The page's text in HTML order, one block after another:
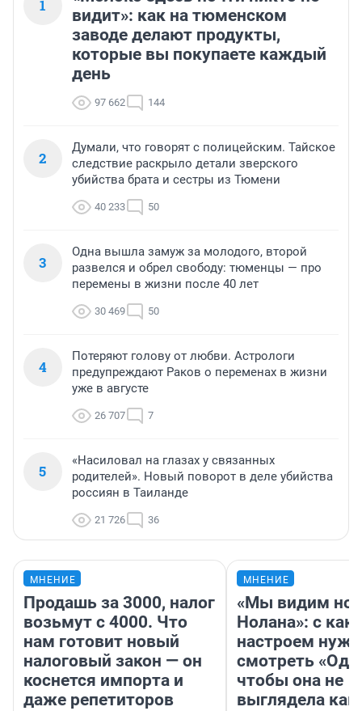
1
видит»: как на тюменском
заводе делают продукты,
которые вы покупаете каждый
день
97 662 144
2
Думали, что говорят с полицейским. Тайское
следствие раскрыло детали зверского
убийства брата и сестры из Тюмени
40 233 50
3
Одна вышла замуж за молодого, второй
развелся и обрел свободу: тюменцы — про
перемены в жизни после 40 лет
30 469 50
4
Потеряют голову от любви. Астрологи
предупреждают Раков о переменах в жизни
уже в августе
26 707 7
5
«Насиловал на глазах у связанных
родителей». Новый поворот в деле убийства
россиян в Таиланде
21 726 36
МНЕНИЕ
Продашь за 3000, налог
возьмут с 4000. Что
нам готовит новый
налоговый закон — он
коснется импорта и
даже репетиторов
МНЕНИЕ
«Мы видим
Нолана»: с
настроем
смотреть
чтобы она не
выглядела как